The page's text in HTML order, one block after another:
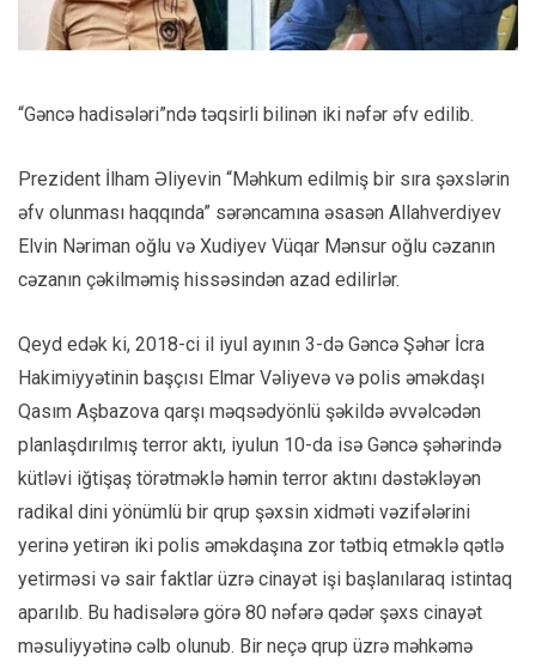
“Gəncə hadisələri”ndə təqsirli bilinən iki nəfər əfv edilib.
Prezident İlham Əliyevin “Məhkum edilmiş bir sıra şəxslərin
əfv olunması haqqında” sərəncamına əsasən Allahverdiyev
Elvin Nəriman oğlu və Xudiyev Vüqar Mənsur oğlu cəzanın
cəzanın çəkilməmiş hissəsindən azad edilirlər.
Qeyd edək ki, 2018-ci il iyul ayının 3-də Gəncə Şəhər İcra
Hakimiyyətinin başçısı Elmar Vəliyevə və polis əməkdaşı
Qasım Aşbazova qarşı məqsədyönlü şəkildə əvvəlcədən
planlaşdırılmış terror aktı, iyulun 10-da isə Gəncə şəhərində
kütləvi iğtişaş törətməklə həmin terror aktını dəstəkləyən
radikal dini yönümlü bir qrup şəxsin xidməti vəzifələrini
yerinə yetirən iki polis əməkdaşına zor tətbiq etməklə qətlə
yetirməsi və sair faktlar üzrə cinayət işi başlanılaraq istintaq
aparılıb. Bu hadisələrə görə 80 nəfərə qədər şəxs cinayət
məsuliyyətinə cəlb olunub. Bir neçə qrup üzrə məhkəmə